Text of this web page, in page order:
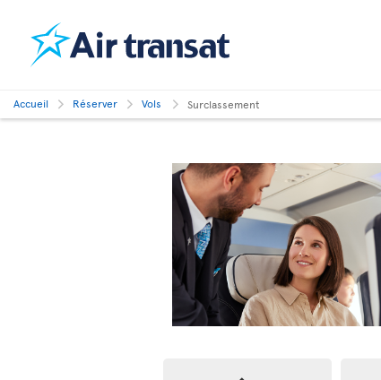
Accueil Réserver Vols Surclassement